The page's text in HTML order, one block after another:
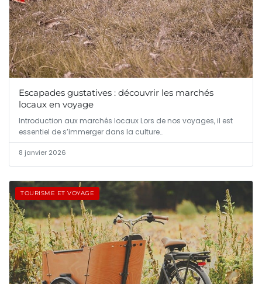
Escapades gustatives : découvrir les marchés
locaux en voyage
Introduction aux marchés locaux Lors de nos voyages, il est
essentiel de s’immerger dans la culture…
8 janvier 2026
TOURISME ET VOYAGE